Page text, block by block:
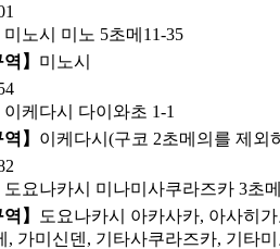
미노시 미노 5초메11-35
】 미노시
케다시 다이와초 1-1
】 이케다시(구코 2초메의를 제외
도요나카시 미나미사쿠라즈카 3초
】
도요나카시 아카사카, 아사히
, 가미신덴, 기타사쿠라즈카, 기타